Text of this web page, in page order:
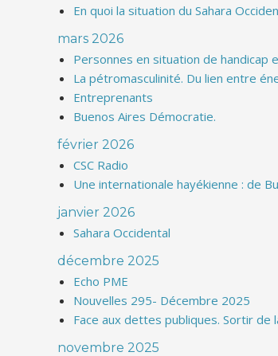
En quoi la situation du Sahara
mars 2026
Personnes en situation de handicap
La pétromasculinité. Du lien entre
Entreprenants
Buenos Aires Démocratie.
février 2026
CSC Radio
Une internationale hayékienne : de
janvier 2026
Sahara Occidental
décembre 2025
Echo PME
Nouvelles 295- Décembre 2025
Face aux dettes publiques. Sortir de
novembre 2025